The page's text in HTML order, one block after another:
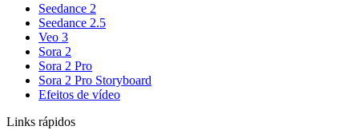
Seedance 2
Seedance 2.5
Veo 3
Sora 2
Sora 2 Pro
Sora 2 Pro Storyboard
Efeitos de vídeo
Links rápidos